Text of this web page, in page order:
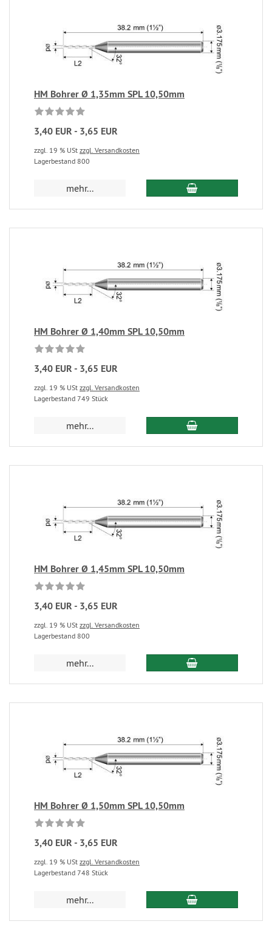
HM Bohrer Ø 1,35mm SPL 10,50mm
3,40 EUR - 3,65 EUR
zzgl. 19 % USt zzgl. Versandkosten
Lagerbestand 800
mehr...
HM Bohrer Ø 1,40mm SPL 10,50mm
3,40 EUR - 3,65 EUR
zzgl. 19 % USt zzgl. Versandkosten
Lagerbestand 749 Stück
mehr...
HM Bohrer Ø 1,45mm SPL 10,50mm
3,40 EUR - 3,65 EUR
zzgl. 19 % USt zzgl. Versandkosten
Lagerbestand 800
mehr...
HM Bohrer Ø 1,50mm SPL 10,50mm
3,40 EUR - 3,65 EUR
zzgl. 19 % USt zzgl. Versandkosten
Lagerbestand 748 Stück
mehr...